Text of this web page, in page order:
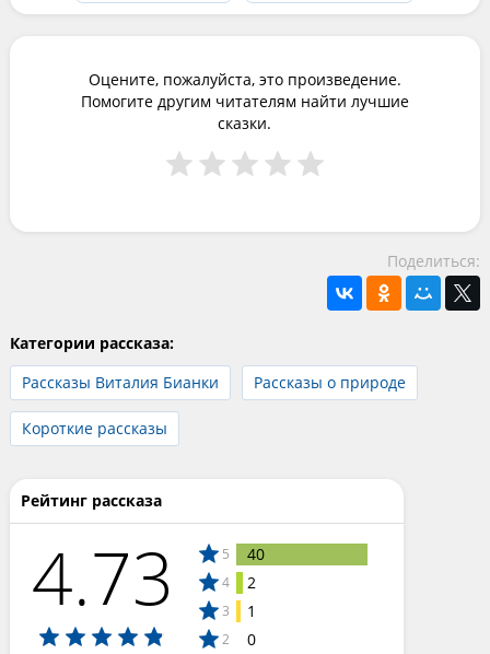
Оцените, пожалуйста, это произведение.
Помогите другим читателям найти лучшие
сказки.
Поделиться:
Категории рассказа:
Рассказы Виталия Бианки
Рассказы о природе
Короткие рассказы
Рейтинг рассказа
4.73 5 40
4 2
3 1
2 0